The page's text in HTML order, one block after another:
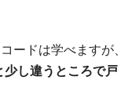
ードは学べますが、
少し違うところで戸